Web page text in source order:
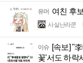
유머 여친 후
사실난라쿤
이슈 [속보] "
꽃'서도 하락